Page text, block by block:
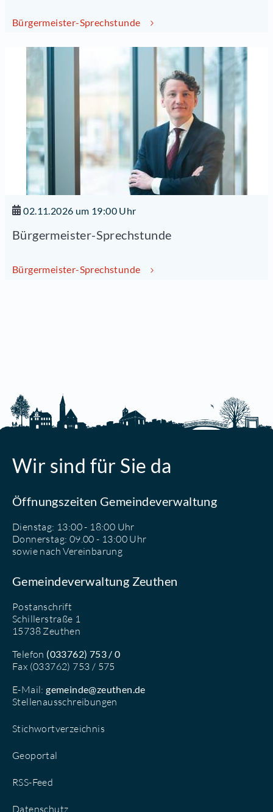
Bürgermeister-Sprechstunde
02.11.2026 um 19:00 Uhr
Bürgermeister-Sprechstunde
Bürgermeister-Sprechstunde
Wir sind für Sie da
Öffnungszeiten Gemeindeverwaltung
Dienstag: 13:00 - 18:00 Uhr
Donnerstag: 09.00 - 13:00 Uhr
sowie nach Vereinbarung
Gemeindeverwaltung Zeuthen
Postanschrift
Schillerstraße 1
15738 Zeuthen
Telefon (033762) 753 / 0
Fax (033762) 753 / 575
E-Mail:gemeinde@zeuthen.de
Stellenausschreibungen
Stichwortverzeichnis
Geoportal
RSS-Feed
Datenschutz